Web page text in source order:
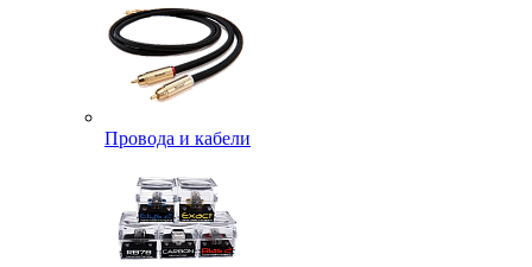
Провода и кабели